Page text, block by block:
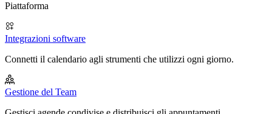
Piattaforma
Integrazioni software
Connetti il calendario agli strumenti che utilizzi ogni giorno.
Gestione del Team